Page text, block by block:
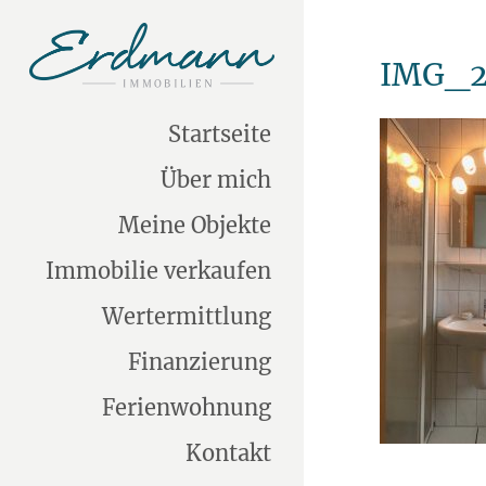
Startseite
Über mich
Meine Objekte
Immobilie verkaufen
Wertermittlung
Finanzierung
Ferienwohnung
Kontakt